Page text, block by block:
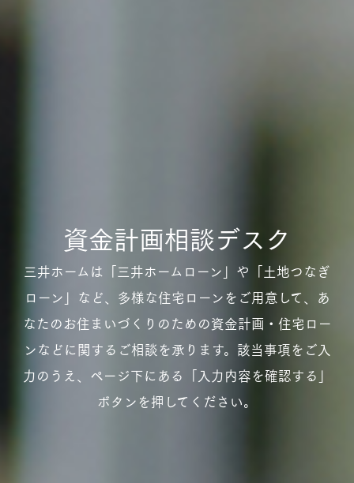
資金計画相談デスク
三井ホームは「三井ホームローン」や「土地つなぎ
ローン」など、多様な住宅ローンをご用意して、あ
なたのお住まいづくりのための資金計画・住宅ロー
ンなどに関するご相談を承ります。該当事項をご入
力のうえ、ページ下にある「入力内容を確認する」
ボタンを押してください。